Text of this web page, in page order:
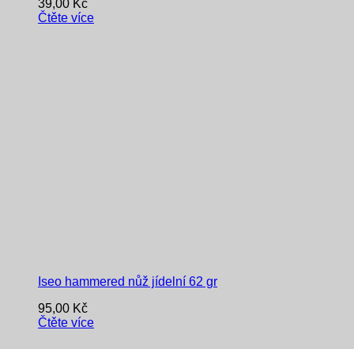
39,00 Kč
Čtěte více
Iseo hammered nůž jídelní 62 gr
95,00 Kč
Čtěte více